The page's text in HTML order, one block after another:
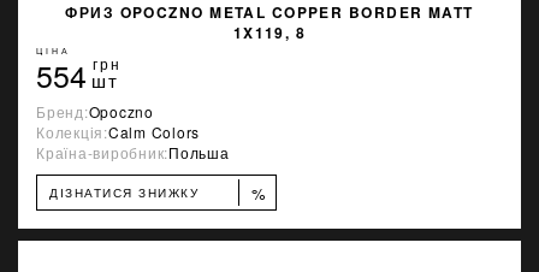
ФРИЗ OPOCZNO METAL COPPER BORDER MATT
1X119, 8
ЦІНА
554 грн
шт
Бренд:Opoczno
Колекція:Calm Colors
Країна-виробник:Польша
ДІЗНАТИСЯ ЗНИЖКУ %